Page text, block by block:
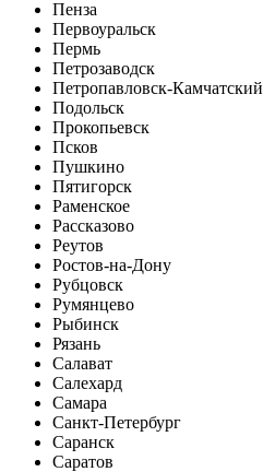
Пенза
Первоуральск
Пермь
Петрозаводск
Петропавловск-Камчатский
Подольск
Прокопьевск
Псков
Пушкино
Пятигорск
Раменское
Рассказово
Реутов
Ростов-на-Дону
Рубцовск
Румянцево
Рыбинск
Рязань
Салават
Салехард
Самара
Санкт-Петербург
Саранск
Саратов